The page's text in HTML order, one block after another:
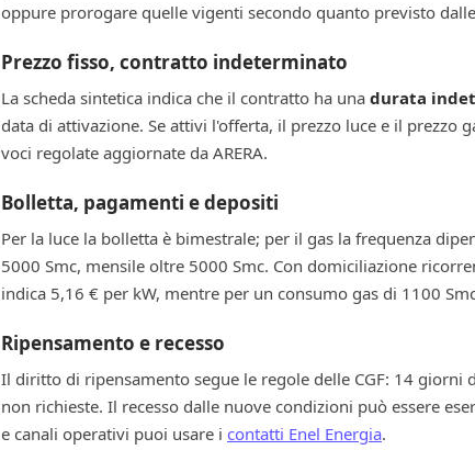
oppure prorogare quelle vigenti secondo quanto previsto
Prezzo fisso, contratto indeterminato
La scheda sintetica indica che il contratto ha una durata
data di attivazione. Se attivi l'offerta, il prezzo luce e il
voci regolate aggiornate da ARERA.
Bolletta, pagamenti e depositi
Per la luce la bolletta è bimestrale; per il gas la frequenza
5000 Smc, mensile oltre 5000 Smc. Con domiciliazione
indica 5,16 € per kW, mentre per un consumo gas di 1100
Ripensamento e recesso
Il diritto di ripensamento segue le regole delle CGF: 14
non richieste. Il recesso dalle nuove condizioni può essere
e canali operativi puoi usare i contatti Enel Energia.